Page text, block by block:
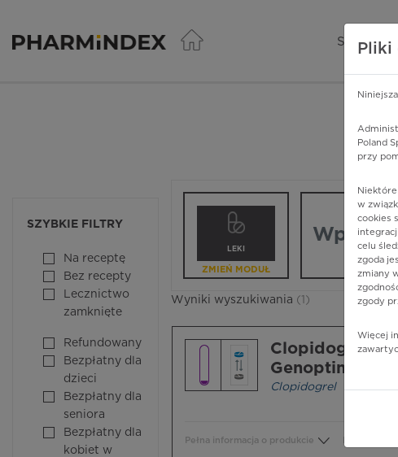
Pharmindex - lider
SERWISY
SZYBKIE FILTRY
Na receptę
Bez recepty
Lecznictwo
zamknięte
Refundowany
Bezpłatny dla
dzieci
Bezpłatny dla
seniora
Bezpłatny dla
kobiet w
LEKI
ZMIEŃ MODUŁ
Wpisz nazwę
Wyniki wyszukiwania (1)
Clopidogrel
Genoptim®
Clopidogrel
Pełna informacja o produkcie
Pliki
Poland
przy
w
cookies
celu
zgoda
zmiany
zgody
Więcej